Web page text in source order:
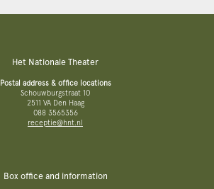
Het Nationale Theater
Postal address & office locations
Schouwburgstraat 10
2511 VA Den Haag
088 3565356
receptie@hnt.nl
Box office and information